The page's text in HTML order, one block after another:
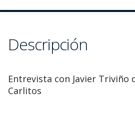
Descripción
Entrevista con Javier Triviño
Carlitos